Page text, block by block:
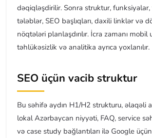
dəqiqləşdirilir. Sonra struktur,
tələblər, SEO başlıqları, daxili linklər və
nöqtələri planlaşdırılır. İcra zamanı
təhlükəsizlik və analitika ayrıca yoxlanılır.
SEO üçün vacib struktur
Bu səhifə aydın H1/H2 strukturu, əlaqəli
lokal Azərbaycan niyyəti, FAQ, service
və case study bağlantıları ilə Google